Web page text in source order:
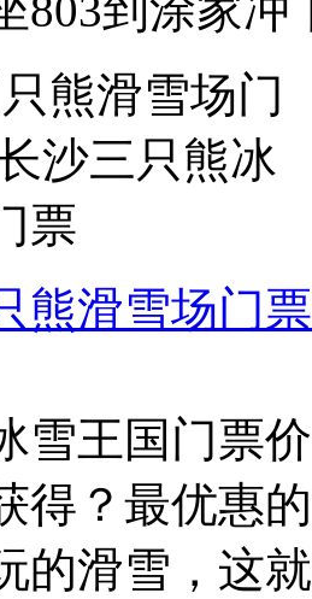
熊滑雪场门
雪王国门票
得？最优惠
的滑雪，这